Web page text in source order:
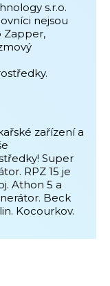
s.r.o.
nejsou
Zapper,
zařízení a
Super
RPZ 15 je
Athon 5 a
Beck
Kocourkov.